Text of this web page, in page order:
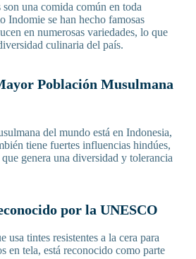
una comida común en toda
Indomie se han hecho famosas
en numerosas variedades, lo que
culinaria del país.
Población Musulmana
del mundo está en Indonesia,
tiene fuertes influencias hindúes,
genera una diversidad y tolerancia
por la UNESCO
usa tintes resistentes a la cera para
en tela, está reconocido como parte